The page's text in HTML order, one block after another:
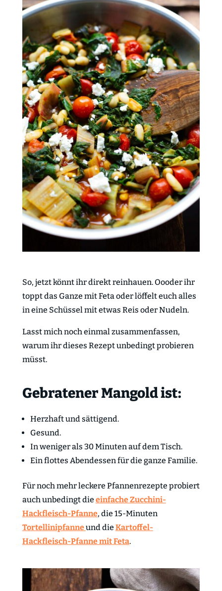
So, jetzt könnt ihr direkt reinhauen. Oooder ihr
toppt das Ganze mit Feta oder löffelt euch alles
in eine Schüssel mit etwas Reis oder Nudeln.
Lasst mich noch einmal zusammenfassen,
warum ihr dieses Rezept unbedingt probieren
müsst.
Gebratener Mangold ist:
Herzhaft und sättigend.
Gesund.
In weniger als 30 Minuten auf dem Tisch.
Ein flottes Abendessen für die ganze Familie.
Für noch mehr leckere Pfannenrezepte probiert
auch unbedingt die einfache Zucchini-
Hackfleisch-Pfanne, die 15-Minuten
Tortellinipfanneund die Kartoffel-
Hackfleisch-Pfanne mit Feta.